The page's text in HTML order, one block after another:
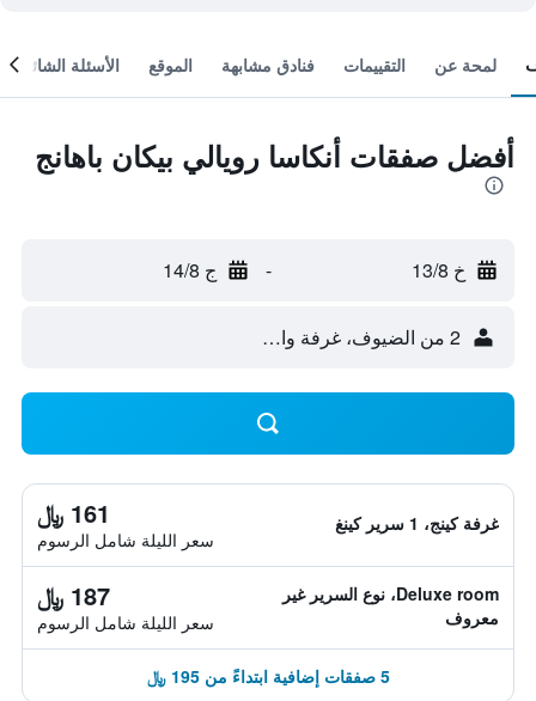
لمحة عن التقييمات فنادق مشابهة الموقع الأسئلة الشائعة
أفضل صفقات أنكاسا رويالي بيكان باهانج
خ 13/8 - ج 14/8
2 من الضيوف، غرفة واحدة
غرفة كينج، 1 سرير كينغ 161 ﷼
سعر الليلة شامل الرسوم
Deluxe room، نوع السرير غير
معروف
187 ﷼
سعر الليلة شامل الرسوم
5 صفقات إضافية ابتداءً من 195 ﷼